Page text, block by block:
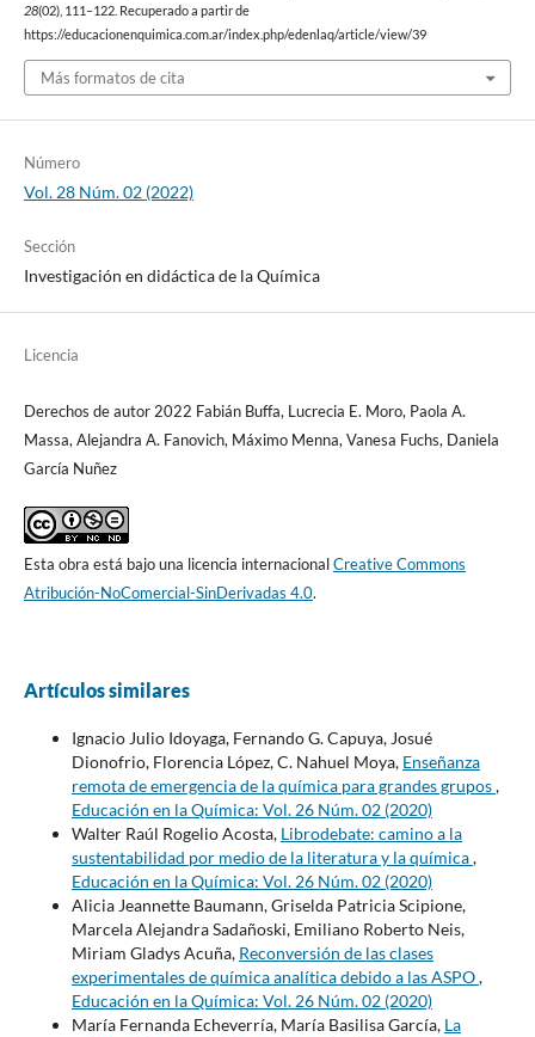
28(02), 111–122. Recuperado a partir de
https://educacionenquimica.com.ar/index.php/edenlaq/article/view/39
Más formatos de cita
Número
Vol. 28 Núm. 02 (2022)
Sección
Investigación en didáctica de la Química
Licencia
Derechos de autor 2022 Fabián Buffa, Lucrecia E. Moro, Paola A.
Massa, Alejandra A. Fanovich, Máximo Menna, Vanesa Fuchs, Daniela
García Nuñez
Esta obra está bajo una licencia internacionalCreative Commons
Atribución-NoComercial-SinDerivadas 4.0.
Artículos similares
Ignacio Julio Idoyaga, Fernando G. Capuya, Josué
Dionofrio, Florencia López, C. Nahuel Moya, Enseñanza
remota de emergencia de la química para grandes grupos,
Educación en la Química: Vol. 26 Núm. 02 (2020)
Walter Raúl Rogelio Acosta, Librodebate: camino a la
sustentabilidad por medio de la literatura y la química,
Educación en la Química: Vol. 26 Núm. 02 (2020)
Alicia Jeannette Baumann, Griselda Patricia Scipione,
Marcela Alejandra Sadañoski, Emiliano Roberto Neis,
Miriam Gladys Acuña, Reconversión de las clases
experimentales de química analítica debido a las ASPO,
Educación en la Química: Vol. 26 Núm. 02 (2020)
María Fernanda Echeverría, María Basilisa García, La